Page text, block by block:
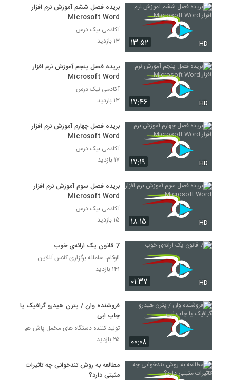
۱۳:۵۲ HD
بریده فصل ششم آموزش نرم افزار
Microsoft Word
آکادمی نیک درس
۱۳ بازدید
۱۷:۴۶ HD
بریده فصل پنجم آموزش نرم افزار
Microsoft Word
آکادمی نیک درس
۱۳ بازدید
۱۷:۱۹ HD
بریده فصل چهارم آموزش نرم افزار
Microsoft Word
آکادمی نیک درس
۱۷ بازدید
۱۸:۱۵ HD
بریده فصل سوم آموزش نرم افزار
Microsoft Word
آکادمی نیک درس
۱۵ بازدید
۰۱:۳۷ HD
7 قانون یک ارائه‌ی خوب
الوکام، سامانه برگزاری کلاس آنلاین
۱۴۱ بازدید
۰۰:۰۸
فروشنده وان / پترن هیدرو گرافیک یا
چاپ ابی
تولید کننده دستگاه های مخمل پاش-هیدروگرافیک-ابکاری
۲۵ بازدید
مطالعه به روش تندخوانی چه تاثیرات
مثبتی دارد؟